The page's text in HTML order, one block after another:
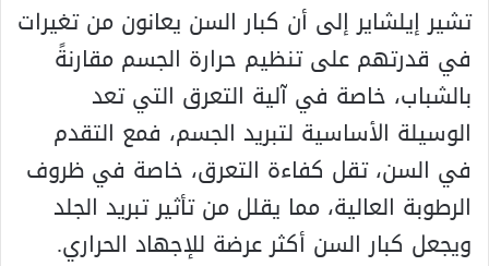
تشير إيلشاير إلى أن كبار السن يعانون من تغيرات
في قدرتهم على تنظيم حرارة الجسم مقارنةً
بالشباب، خاصة في آلية التعرق التي تعد
الوسيلة الأساسية لتبريد الجسم، فمع التقدم
في السن، تقل كفاءة التعرق، خاصة في ظروف
الرطوبة العالية، مما يقلل من تأثير تبريد الجلد
ويجعل كبار السن أكثر عرضة للإجهاد الحراري.